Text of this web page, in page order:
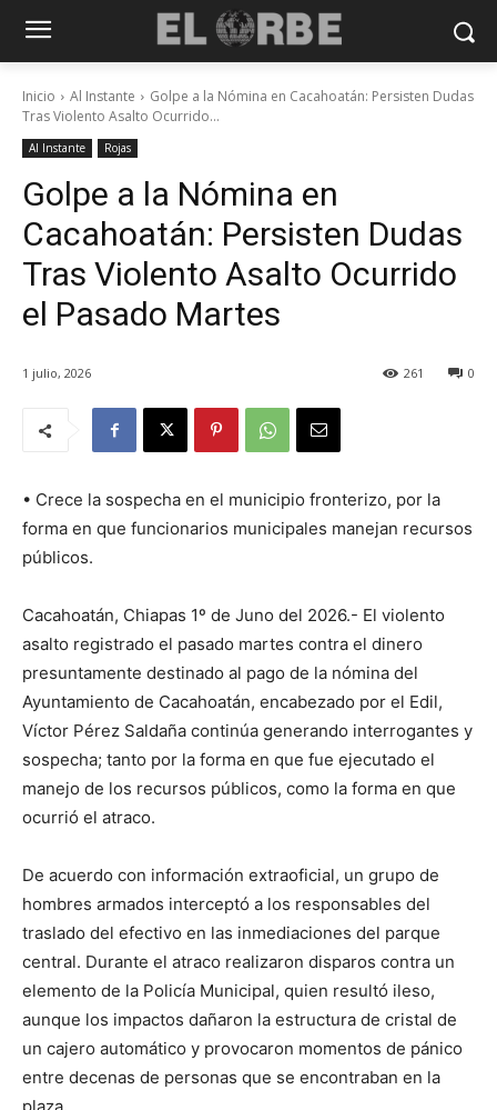
Inicio Al Instante
Golpe a la Nómina en Cacahoatán: Persisten Dudas
Tras Violento Asalto Ocurrido...
Al Instante Rojas
Golpe a la Nómina en
Cacahoatán: Persisten Dudas
Tras Violento Asalto Ocurrido
el Pasado Martes
1 julio, 2026 0
261
• Crece la sospecha en el municipio fronterizo, por la
forma en que funcionarios municipales manejan recursos
públicos.
Cacahoatán, Chiapas 1º de Juno del 2026.- El violento
asalto registrado el pasado martes contra el dinero
presuntamente destinado al pago de la nómina del
Ayuntamiento de Cacahoatán, encabezado por el Edil,
Víctor Pérez Saldaña continúa generando interrogantes y
sospecha; tanto por la forma en que fue ejecutado el
manejo de los recursos públicos, como la forma en que
ocurrió el atraco.
De acuerdo con información extraoficial, un grupo de
hombres armados interceptó a los responsables del
traslado del efectivo en las inmediaciones del parque
central. Durante el atraco realizaron disparos contra un
elemento de la Policía Municipal, quien resultó ileso,
aunque los impactos dañaron la estructura de cristal de
un cajero automático y provocaron momentos de pánico
entre decenas de personas que se encontraban en la